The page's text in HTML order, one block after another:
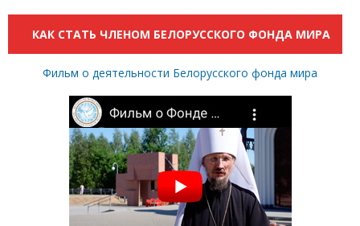
КАК СТАТЬ ЧЛЕНОМ БЕЛОРУССКОГО ФОНДА МИРА
Фильм о деятельности Белорусского фонда мира